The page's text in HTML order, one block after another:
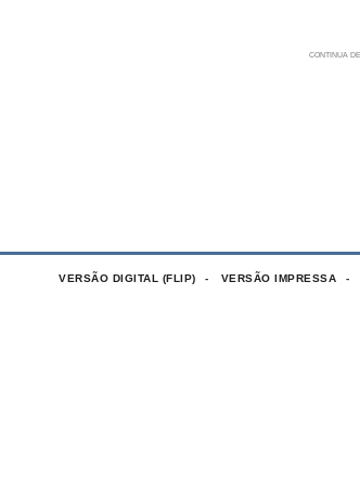
VERSÃO DIGITAL (FLIP) VERSÃO IMPRESSA